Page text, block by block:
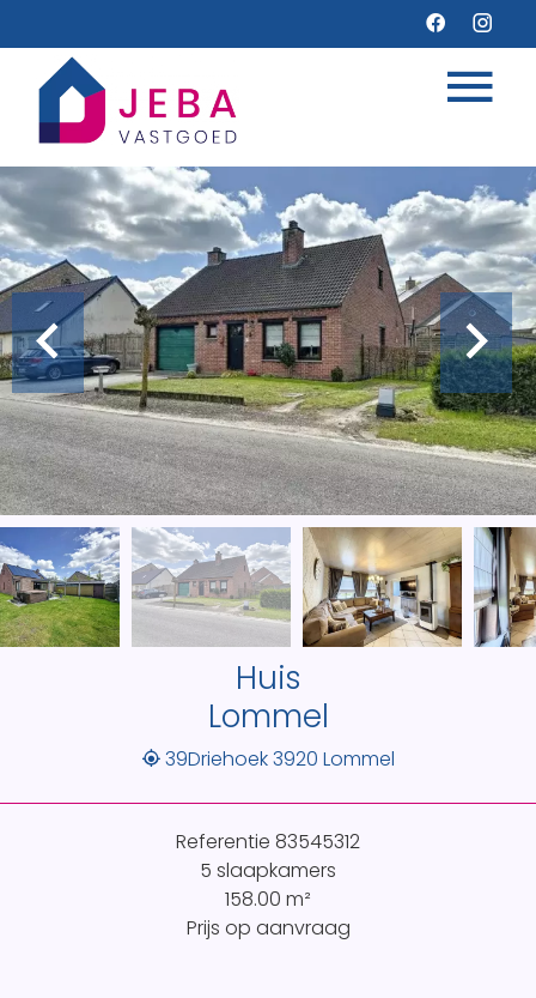
Huis
Lommel
39Driehoek 3920 Lommel
Referentie 83545312
5 slaapkamers
158.00 m²
Prijs op aanvraag